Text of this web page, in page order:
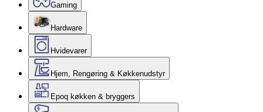
Gaming
Hardware
Hvidevarer
Hjem, Rengøring & Køkkenudstyr
Epoq køkken & bryggers